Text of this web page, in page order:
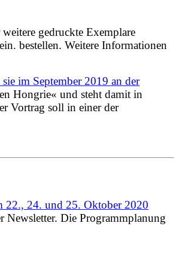
gedruckte Exemplare
bestellen. Weitere Informationen
im September 2019 an der
Hongrie« und steht damit in
Vortrag soll in einer der
22., 24. und 25. Oktober 2020
Newsletter. Die Programmplanung